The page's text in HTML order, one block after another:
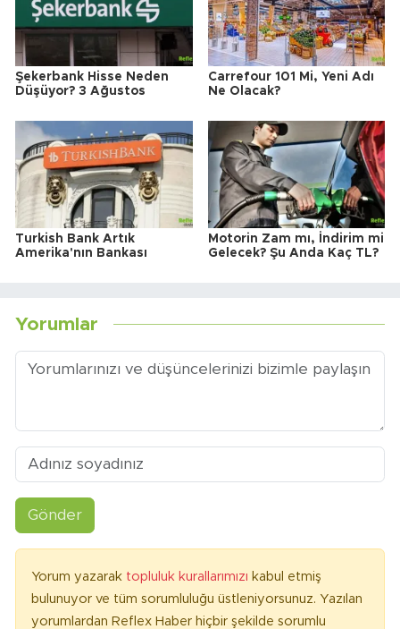
Şekerbank Hisse Neden
Düşüyor? 3 Ağustos
Carrefour 101 Mi, Yeni Adı
Ne Olacak?
Turkish Bank Artık
Amerika'nın Bankası
Motorin Zam mı, İndirim mi
Gelecek? Şu Anda Kaç TL?
Yorumlar
Gönder
Yorum yazarak topluluk kurallarımızı kabul etmiş
bulunuyor ve tüm sorumluluğu üstleniyorsunuz. Yazılan
yorumlardan Reflex Haber hiçbir şekilde sorumlu